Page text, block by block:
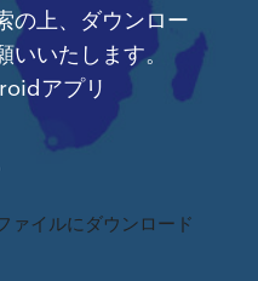
の上、ダウンロー
いいたします。
アプリ
ァイルにダウンロード